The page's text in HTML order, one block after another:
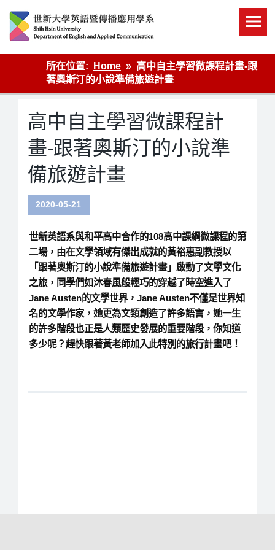
content
英語傳播
所在位置:
Home
高中自主學習微課程計畫-跟
著奧斯汀的小說準備旅遊計畫
高中自主學習微課程計
畫-跟著奧斯汀的小說準
備旅遊計畫
2020-05-21
世新英語系與和平高中合作的108高中課綱微課程的第
二場，由在文學領域有傑出成就的黃裕惠副教授以
「跟著奧斯汀的小說準備旅遊計畫」啟動了文學文化
之旅，同學們如沐春風般輕巧的穿越了時空進入了
Jane Austen的文學世界，Jane Austen不僅是世界知
名的文學作家，她更為文類創造了許多語言，她一生
的許多階段也正是人類歷史發展的重要階段，你知道
多少呢？趕快跟著黃老師加入此特別的旅行計畫吧！